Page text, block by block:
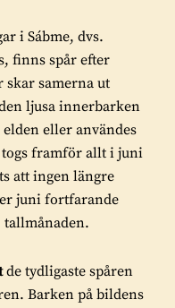
i Sábme, dvs.
finns spår efter
skar samerna ut
ljusa innerbarken
eller användes
framför allt i juni
att ingen längre
juni fortfarande
tallmånaden.
de tydligaste spåren
Barken på bildens